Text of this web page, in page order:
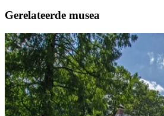
Gerelateerde musea